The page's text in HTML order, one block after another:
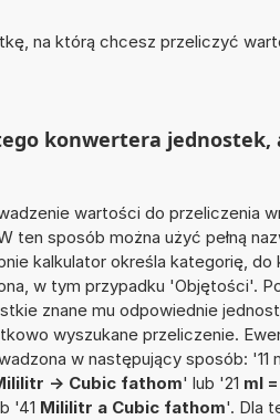
na którą chcesz przeliczyć
konwertera jednostek,
wartości do przeliczenia
ten sposób można użyć pełną
kalkulator określa kategorię, do
w tym przypadku 'Objętości'.
znane mu odpowiednie
wyszukane przeliczenie.
w następujący sposób: '11
-> Cubic fathom' lub '21 ml
'41 Mililitr a Cubic fathom'. Dla